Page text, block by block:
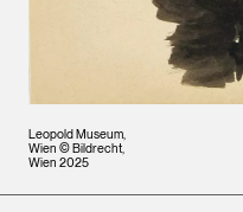
Leopold Museum,
Wien © Bildrecht,
Wien 2025